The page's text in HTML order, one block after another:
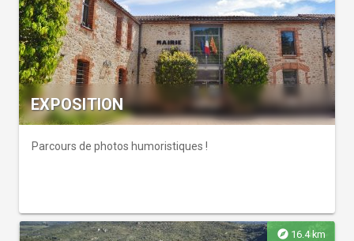
EXPOSITION
Parcours de photos humoristiques !
explore 16.4 km